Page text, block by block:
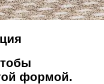
формой.